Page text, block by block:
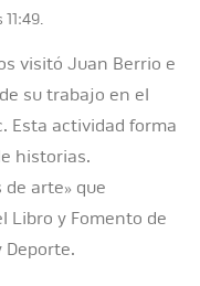
visitó Juan Berrio e
su trabajo en el
Esta actividad forma
historias.
arte» que
Libro y Fomento de
Deporte.